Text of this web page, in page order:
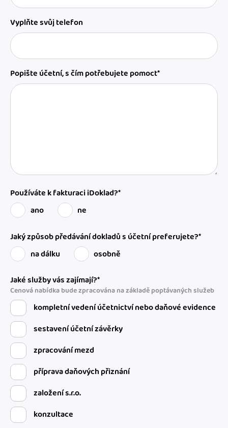
Vyplňte svůj telefon
Popište účetní, s čím potřebujete pomoct*
Používáte k fakturaci iDoklad?*
ano
ne
Jaký způsob předávání dokladů s účetní preferujete?*
na dálku
osobně
Jaké služby vás zajímají?*
Cenová nabídka bude zpracována na základě poptávaných služeb
kompletní vedení účetnictví nebo daňové evidence
sestavení účetní závěrky
zpracování mezd
příprava daňových přiznání
založení s.r.o.
konzultace